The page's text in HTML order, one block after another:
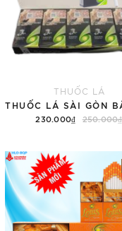
THUỐC LÁ
230.000₫ 250.000₫